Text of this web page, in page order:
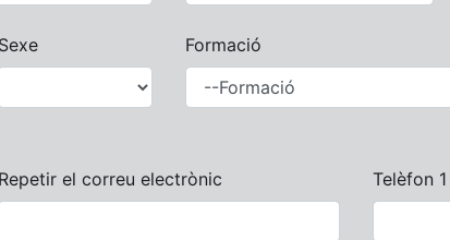
Sexe Formació
Repetir el correu electrònic Telèfon 1